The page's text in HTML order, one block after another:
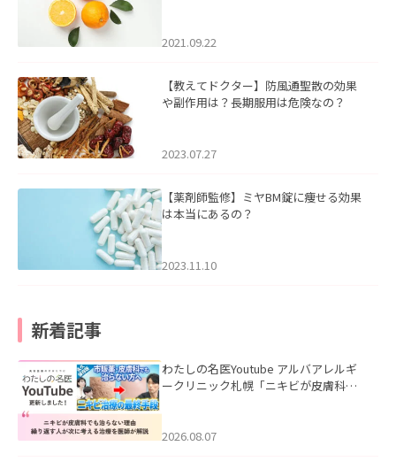
2021.09.22
【教えてドクター】防風通聖散の効果
や副作用は？長期服用は危険なの？
2023.07.27
【薬剤師監修】ミヤBM錠に痩せる効果
は本当にあるの？
2023.11.10
新着記事
わたしの名医Youtube アルバアレルギ
ークリニック札幌「ニキビが皮膚科で
ました。
2026.08.07